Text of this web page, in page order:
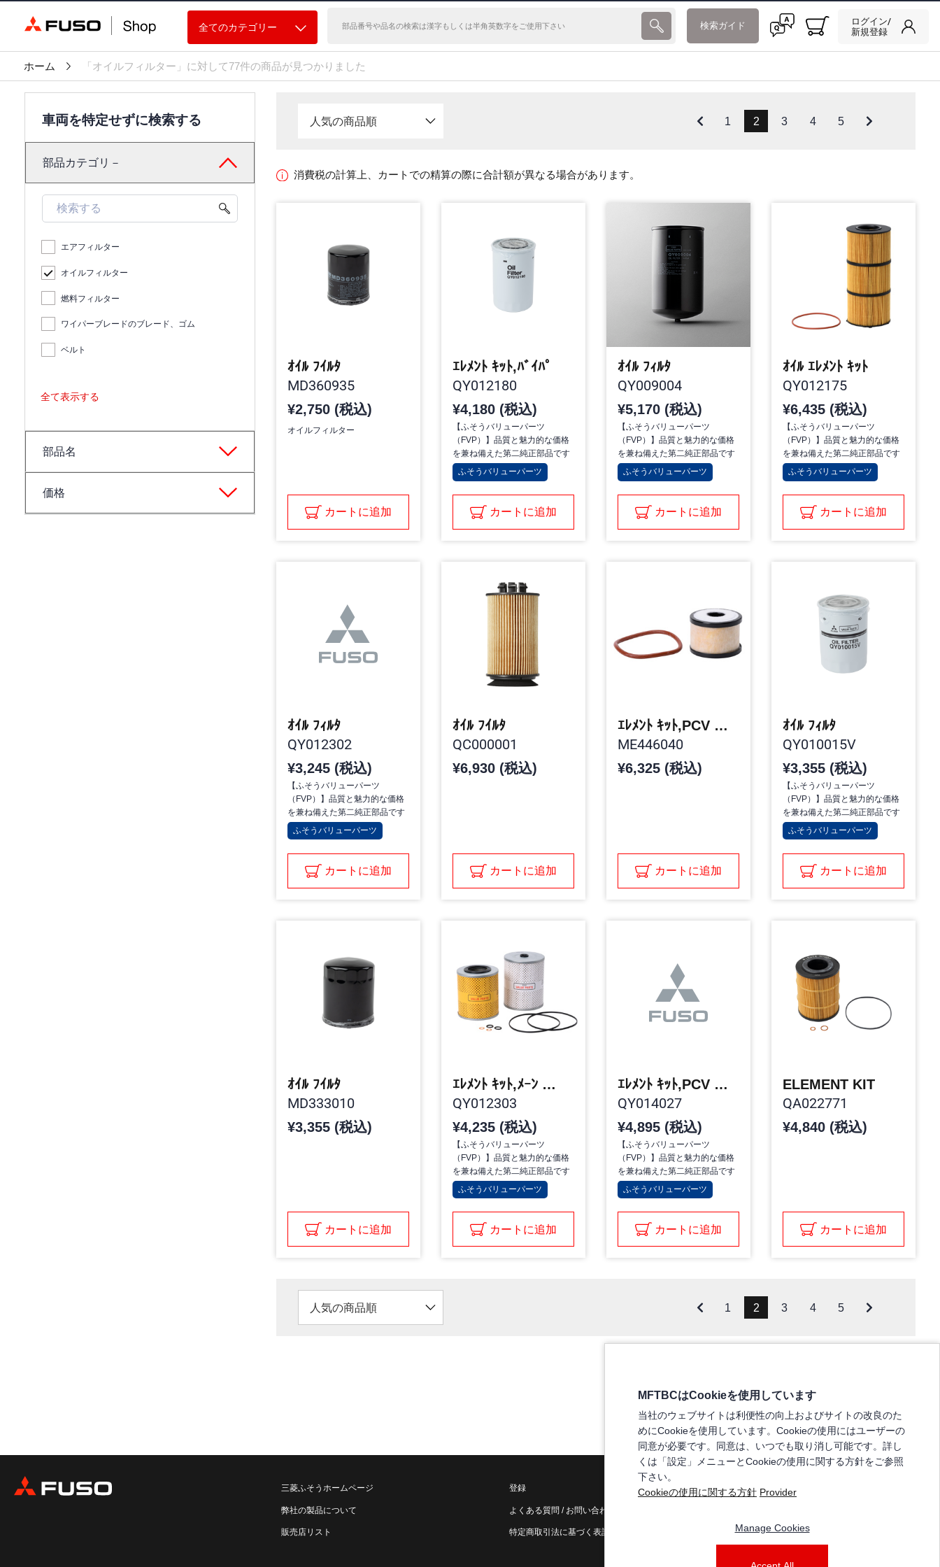
全てのカテゴリー 検索ガイド
ログイン/
新規登録
ホーム 「オイルフィルター」に対して77件の商品が見つかりました
車両を特定せずに検索する
部品カテゴリ－
エアフィルター
オイルフィルター
燃料フィルター
ワイパーブレードのブレード、ゴム
ベルト
全て表示する
部品名
価格
人気の商品順 1 2 3 4 5
消費税の計算上、カートでの精算の際に合計額が異なる場合があります。
ｵｲﾙ ﾌｲﾙﾀ
MD360935
¥2,750 (税込)
オイルフィルター
カートに追加
ｴﾚﾒﾝﾄ ｷｯﾄ,ﾊﾞｲﾊﾟ
QY012180
¥4,180 (税込)
【ふそうバリューパーツ
（FVP）】品質と魅力的な価格
を兼ね備えた第二純正部品です
ふそうバリューパーツ
カートに追加
ｵｲﾙ ﾌｨﾙﾀ
QY009004
¥5,170 (税込)
【ふそうバリューパーツ
（FVP）】品質と魅力的な価格
を兼ね備えた第二純正部品です
ふそうバリューパーツ
カートに追加
ｵｲﾙ ｴﾚﾒﾝﾄ ｷｯﾄ
QY012175
¥6,435 (税込)
【ふそうバリューパーツ
（FVP）】品質と魅力的な価格
を兼ね備えた第二純正部品です
ふそうバリューパーツ
カートに追加
ｵｲﾙ ﾌｨﾙﾀ
QY012302
¥3,245 (税込)
【ふそうバリューパーツ
（FVP）】品質と魅力的な価格
を兼ね備えた第二純正部品です
ふそうバリューパーツ
カートに追加
ｵｲﾙ ﾌｲﾙﾀ
QC000001
¥6,930 (税込)
カートに追加
ｴﾚﾒﾝﾄ ｷｯﾄ,PCV ﾊﾞﾙﾌﾞ
ME446040
¥6,325 (税込)
カートに追加
ｵｲﾙ ﾌｨﾙﾀ
QY010015V
¥3,355 (税込)
【ふそうバリューパーツ
（FVP）】品質と魅力的な価格
を兼ね備えた第二純正部品です
ふそうバリューパーツ
カートに追加
ｵｲﾙ ﾌｲﾙﾀ
MD333010
¥3,355 (税込)
カートに追加
ｴﾚﾒﾝﾄ ｷｯﾄ,ﾒｰﾝ & ﾊﾞｲﾊﾟｽ ｵｲﾙ ﾌｨﾙﾀ
QY012303
¥4,235 (税込)
【ふそうバリューパーツ
（FVP）】品質と魅力的な価格
を兼ね備えた第二純正部品です
ふそうバリューパーツ
カートに追加
ｴﾚﾒﾝﾄ ｷｯﾄ,PCV ﾊﾞﾙﾌﾞ
QY014027
¥4,895 (税込)
【ふそうバリューパーツ
（FVP）】品質と魅力的な価格
を兼ね備えた第二純正部品です
ふそうバリューパーツ
カートに追加
ELEMENT KIT
QA022771
¥4,840 (税込)
カートに追加
人気の商品順 1 2 3 4 5
三菱ふそうホームページ
弊社の製品について
販売店リスト
登録
よくある質問 / お問い合わせ
特定商取引法に基づく表記
MFTBCはCookieを使用しています
当社のウェブサイトは利便性の向上およびサイトの改良のた
めにCookieを使用しています。Cookieの使用にはユーザーの
同意が必要です。同意は、いつでも取り消し可能です。詳し
くは「設定」メニューとCookieの使用に関する方針をご参照
下さい。
Cookieの使用に関する方針 Provider
Manage Cookies